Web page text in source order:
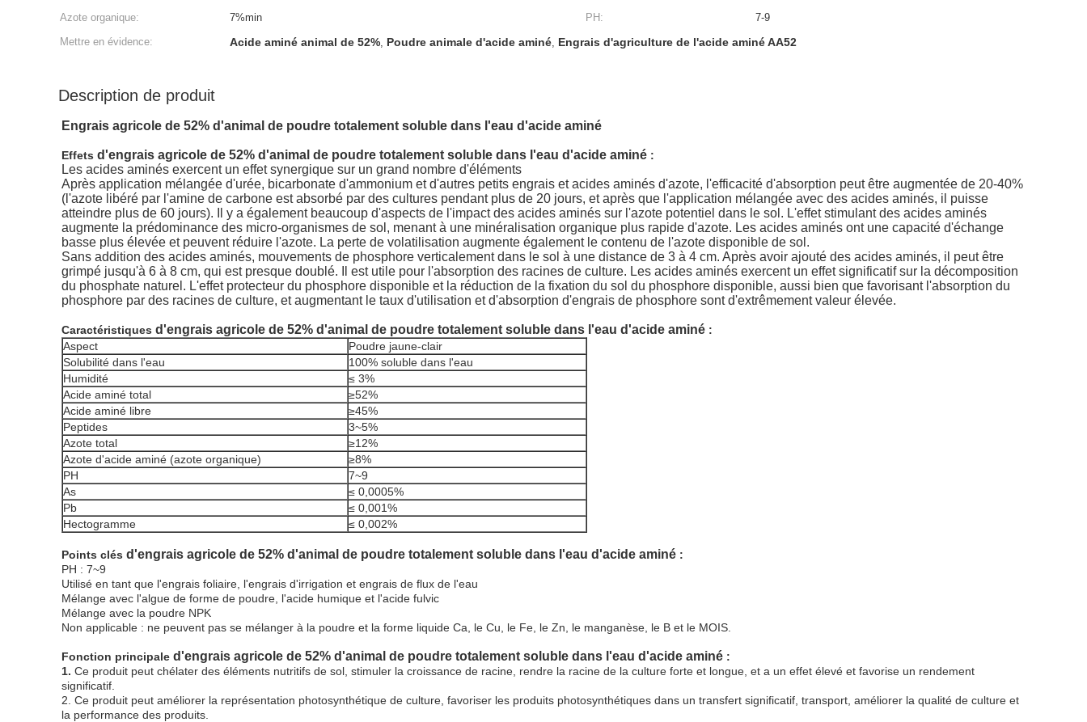
Azote organique:
7%min PH:
7-9
Mettre en évidence:
Acide aminé animal de 52%, Poudre animale d'acide aminé, Engrais d'agriculture de l'acide aminé AA52
Description de produit
Engrais agricole de 52% d'animal de poudre totalement soluble dans l'eau d'acide aminé
Effets d'engrais agricole de 52% d'animal de poudre totalement soluble dans l'eau d'acide aminé :
Les acides aminés exercent un effet synergique sur un grand nombre d'éléments
Après application mélangée d'urée, bicarbonate d'ammonium et d'autres petits engrais et acides aminés d'azote, l'efficacité d'absorption peut être augmentée de 20-40%
(l'azote libéré par l'amine de carbone est absorbé par des cultures pendant plus de 20 jours, et après que l'application mélangée avec des acides aminés, il puisse
atteindre plus de 60 jours). Il y a également beaucoup d'aspects de l'impact des acides aminés sur l'azote potentiel dans le sol. L'effet stimulant des acides aminés
augmente la prédominance des micro-organismes de sol, menant à une minéralisation organique plus rapide d'azote. Les acides aminés ont une capacité d'échange
basse plus élevée et peuvent réduire l'azote. La perte de volatilisation augmente également le contenu de l'azote disponible de sol.
Sans addition des acides aminés, mouvements de phosphore verticalement dans le sol à une distance de 3 à 4 cm. Après avoir ajouté des acides aminés, il peut être
grimpé jusqu'à 6 à 8 cm, qui est presque doublé. Il est utile pour l'absorption des racines de culture. Les acides aminés exercent un effet significatif sur la décomposition
du phosphate naturel. L'effet protecteur du phosphore disponible et la réduction de la fixation du sol du phosphore disponible, aussi bien que favorisant l'absorption du
phosphore par des racines de culture, et augmentant le taux d'utilisation et d'absorption d'engrais de phosphore sont d'extrêmement valeur élevée.
Caractéristiques d'engrais agricole de 52% d'animal de poudre totalement soluble dans l'eau d'acide aminé :
Aspect
Poudre jaune-clair
Solubilité dans l'eau
100% soluble dans l'eau
Humidité
≤ 3%
Acide aminé total
≥52%
Acide aminé libre
≥45%
Peptides
3~5%
Azote total
≥12%
Azote d'acide aminé (azote organique)
≥8%
PH
7~9
As
≤ 0,0005%
Pb
≤ 0,001%
Hectogramme
≤ 0,002%
Points clés d'engrais agricole de 52% d'animal de poudre totalement soluble dans l'eau d'acide aminé :
PH : 7~9
Utilisé en tant que l'engrais foliaire, l'engrais d'irrigation et engrais de flux de l'eau
Mélange avec l'algue de forme de poudre, l'acide humique et l'acide fulvic
Mélange avec la poudre NPK
Non applicable : ne peuvent pas se mélanger à la poudre et la forme liquide Ca, le Cu, le Fe, le Zn, le manganèse, le B et le MOIS.
Fonction principale d'engrais agricole de 52% d'animal de poudre totalement soluble dans l'eau d'acide aminé :
1. Ce produit peut chélater des éléments nutritifs de sol, stimuler la croissance de racine, rendre la racine de la culture forte et longue, et a un effet élevé et favorise un rendement
significatif.
2. Ce produit peut améliorer la représentation photosynthétique de culture, favoriser les produits photosynthétiques dans un transfert significatif, transport, améliorer la qualité de culture et
la performance des produits.